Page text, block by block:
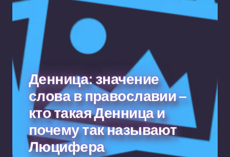
Денница: значение
слова в православии –
кто такая Денница и
почему так называют
Люцифера